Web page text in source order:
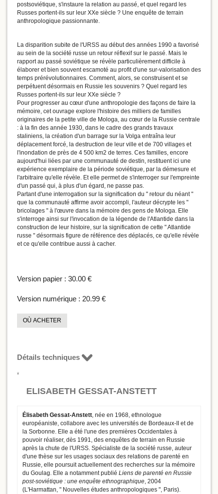
postsoviétique, s'instaure la relation au passé, et quel regard les
Russes portent-ils sur leur XXe siècle ? Une enquête de terrain
anthropologique passionnante.
La disparition subite de l'URSS au début des années 1990 a favorisé
au sein de la société russe un retour réflexif sur le passé. Mais le
rapport au passé soviétique se révèle particulièrement difficile à
élaborer et bien souvent escamoté au profit d'une sur-valorisation des
temps prérévolutionnaires. Comment, alors, se construisent et se
perpétuent désormais en Russie les souvenirs ? Quel regard les
Russes portent-ils sur leur XXe siècle ?
Pour progresser au cœur d'une anthropologie des façons de faire la
mémoire, cet ouvrage explore l'histoire des milliers de familles
originaires de la petite ville de Mologa, au cœur de la Russie centrale
: à la fin des année 1930, dans le cadre des grands travaux
staliniens, la création d'un barrage sur la Volga entraîna leur
déplacement forcé, la destruction de leur ville et de 700 villages et
l'inondation de près de 4 500 km2 de terres. Ces familles, encore
aujourd'hui liées par une communauté de destin, restituent ici une
expérience exemplaire de la période soviétique, par la démesure et
l'arbitraire qu'elle révèle. Et elle permet de s'interroger sur l'empreinte
d'un passé qui, à plus d'un égard, ne passe pas.
Partant d'une interrogation sur la signification du " retour du néant "
que la communauté affirme avoir accompli, l'auteur décrypte les "
bricolages " à l'œuvre dans la mémoire des gens de Mologa. Elle
s'interroge ainsi sur l'invocation de la légende de l'Atlantide dans la
construction de leur histoire, sur la signification de cette " Atlantide
russe " désormais figure de référence des déplacés, ce qu'elle révèle
et ce qu'elle contribue aussi à cacher.
Version papier : 30.00 €
Version numérique : 20.99 €
OÙ ACHETER
Détails techniques
ELISABETH GESSAT-ANSTETT
Élisabeth Gessat-Anstett, née en 1968, ethnologue
européaniste, collabore avec les universités de Bordeaux-II et de
la Sorbonne. Elle a été l'une des premières Occidentales à
pouvoir réaliser, dès 1991, des enquêtes de terrain en Russie
après la chute de l'URSS. Spécialiste de la société russe, auteur
d'une thèse sur les usages sociaux des relations de parenté en
Russie, elle poursuit actuellement des recherches sur la mémoire
du Goulag. Elle a notamment publié Liens de parenté en Russie
post-soviétique : une enquête ethnographique, 2004
(L'Harmattan, " Nouvelles études anthropologiques ", Paris).